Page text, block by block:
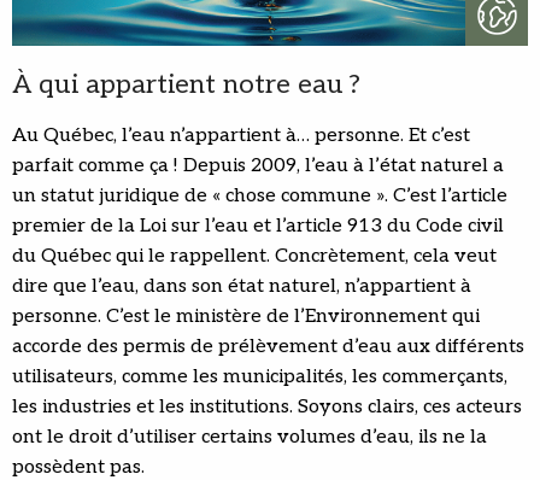
À qui appartient notre eau ?
Au Québec, l’eau n’appartient à… personne. Et c’est
parfait comme ça ! Depuis 2009, l’eau à l’état naturel a
un statut juridique de « chose commune ». C’est l’article
premier de la Loi sur l’eau et l’article 913 du Code civil
du Québec qui le rappellent. Concrètement, cela veut
dire que l’eau, dans son état naturel, n’appartient à
personne. C’est le ministère de l’Environnement qui
accorde des permis de prélèvement d’eau aux différents
utilisateurs, comme les municipalités, les commerçants,
les industries et les institutions. Soyons clairs, ces acteurs
ont le droit d’utiliser certains volumes d’eau, ils ne la
possèdent pas.